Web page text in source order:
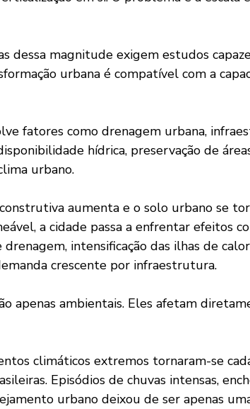
urbana é compatível com a
hídrica, preservação de
urbano.
a cidade passa a enfrentar efeitos
intensificação das ilhas de
crescente por infraestrutura.
Episódios de chuvas intensas,
urbano deixou de ser apenas